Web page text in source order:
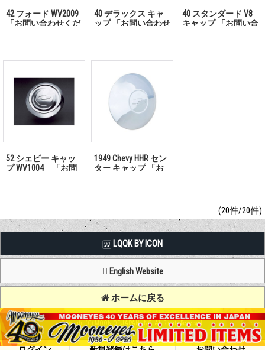
42 フォード WV2009
「お問い合わせくだ
40 デラックス キャ
ップ 「お問い合わせ
40 スタンダード V8
キャップ 「お問い合
52 シェビー キャッ
プ WV1004 「お問
1949 Chevy HHR セン
ター キャップ 「お
(20件/20件)
LQQK BY ICON
English Website
ホームに戻る
Copyright (C) MOON OF JAPAN, INC. All Rights Reserved.